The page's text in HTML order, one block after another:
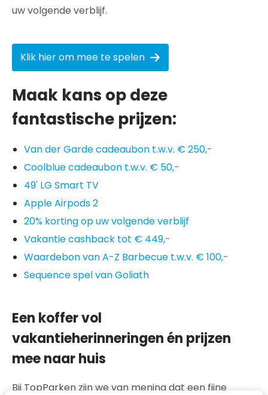
uw volgende verblijf.
Klik hier om mee te spelen
Maak kans op deze
fantastische prijzen:
Van der Garde cadeaubon t.w.v. € 250,-
Coolblue cadeaubon t.w.v. € 50,-
49' LG Smart TV
Apple Airpods 2
20% korting op uw volgende verblijf
Vakantie cashback tot € 449,-
Waardebon van A-Z Barbecue t.w.v. € 100,-
Sequence spel van Goliath
Een koffer vol
vakantieherinneringen én prijzen
mee naar huis
Bij TopParken zijn we van mening dat een fijne